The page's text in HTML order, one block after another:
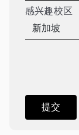
感兴趣校区